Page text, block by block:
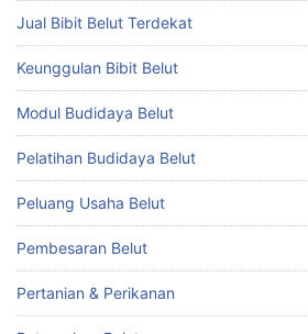
Jual Bibit Belut Terdekat
Keunggulan Bibit Belut
Modul Budidaya Belut
Pelatihan Budidaya Belut
Peluang Usaha Belut
Pembesaran Belut
Pertanian & Perikanan